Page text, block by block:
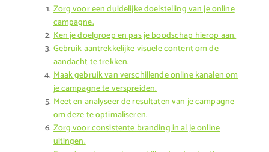
Zorg voor een duidelijke doelstelling van je online
campagne.
Ken je doelgroep en pas je boodschap hierop aan.
Gebruik aantrekkelijke visuele content om de
aandacht te trekken.
Maak gebruik van verschillende online kanalen om
je campagne te verspreiden.
Meet en analyseer de resultaten van je campagne
om deze te optimaliseren.
Zorg voor consistente branding in al je online
uitingen.